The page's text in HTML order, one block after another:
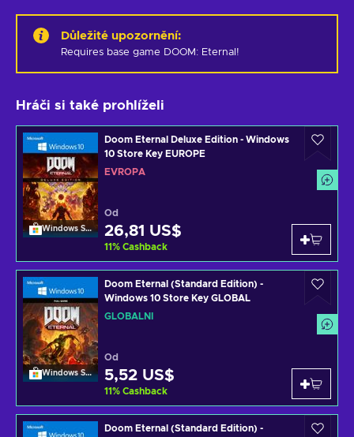
Důležité upozornění:
Requires base game DOOM: Eternal!
Hráči si také prohlíželi
Windows Store
Doom Eternal Deluxe Edition - Windows
10 Store Key EUROPE
EVROPA
Od
26,81 US$
11% Cashback
Windows Store
Doom Eternal (Standard Edition) -
Windows 10 Store Key GLOBAL
GLOBÁLNÍ
Od
5,52 US$
11% Cashback
Doom Eternal (Standard Edition) -